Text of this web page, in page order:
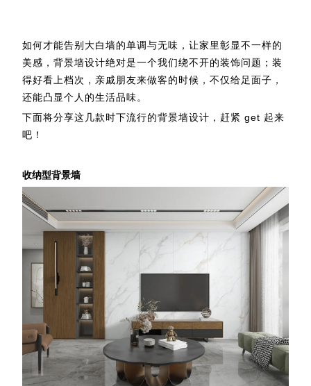
如何才能告别大白墙的单调与无味，让家里彰显不一样的
美感，背景墙设计绝对是一个我们绕不开的装饰问题；装
得好看上档次，亲戚朋友来做客的时候，不仅给足面子，
还能凸显个人的生活品味。
下面将分享这几款时下流行的背景墙设计，赶紧 get 起来
吧！
收纳型背景墙